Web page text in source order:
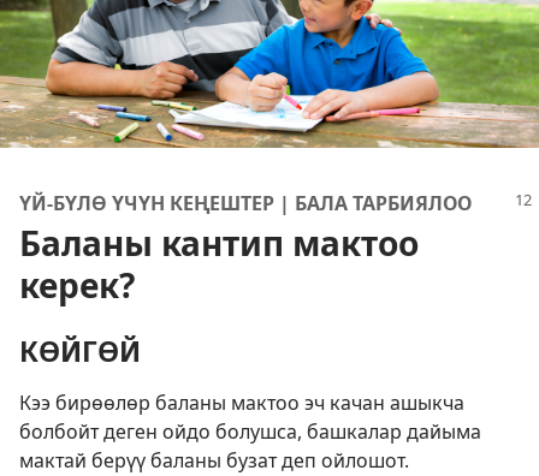
ҮЙ-БҮЛӨ ҮЧҮН КЕҢЕШТЕР | БАЛА ТАРБИЯЛОО
Баланы кантип мактоо
керек?
КӨЙГӨЙ
Кээ бирөөлөр баланы мактоо эч качан ашыкча
болбойт деген ойдо болушса, башкалар дайыма
мактай берүү баланы бузат деп ойлошот.